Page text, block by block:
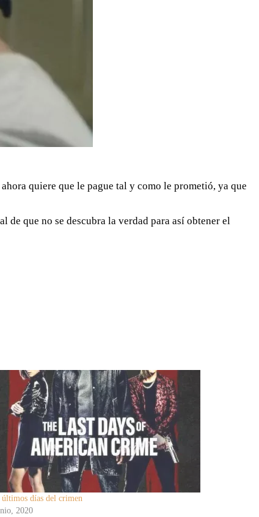
quiere que le pague tal y como le prometió, ya que
de que no se descubra la verdad para así obtener el
días del crimen
2020